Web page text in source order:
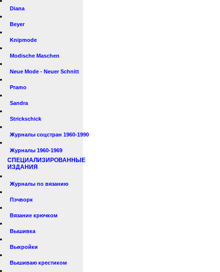
Diana
Beyer
Knipmode
Modische Maschen
Neue Mode - Neuer Schnitt
Pramo
Sandra
Strickschick
Журналы соцстран 1960-1990
Журналы 1960-1969
СПЕЦИАЛИЗИРОВАННЫЕ
ИЗДАНИЯ
Журналы по вязанию
Пэчворк
Вязание крючком
Вышивка
Выкройки
Вышиваю крестиком